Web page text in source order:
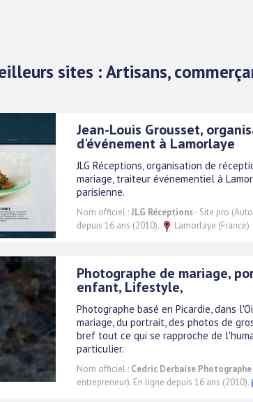
sites : Artisans,
Jean-Louis Grousset,
d'événement à Lamorlaye
JLG Réceptions, organisation de
mariage, traiteur événementiel à
parisienne.
Nom officiel :JLG Réceptions- Site pro
depuis 16 ans (2010).
Lamorlaye (France)
Photographe de mariage,
enfant, Lifestyle,
Photographe basé en Picardie, dans
mariage, du portrait, des photos de
bref tout ce qui se rapproche de
particulier.
Nom officiel : Cedric Derbaise Photographe
entrepreneur). En ligne depuis 16 ans (2010).